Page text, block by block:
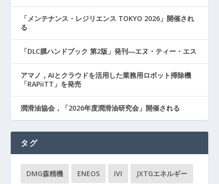
「メンテナンス・レジリエンス TOKYO 2026」開催され
る
「DLC膜ハンドブック 第2版」発刊―エヌ・ティー・エス
アマノ，AIとクラウドを活用した業務用ロボット掃除機
「RAPiiTT」を発売
潤滑油協会，「2026年度潤滑油研究会」開催される
タグ
DMG森精機 ENEOS IVI JXTGエネルギー